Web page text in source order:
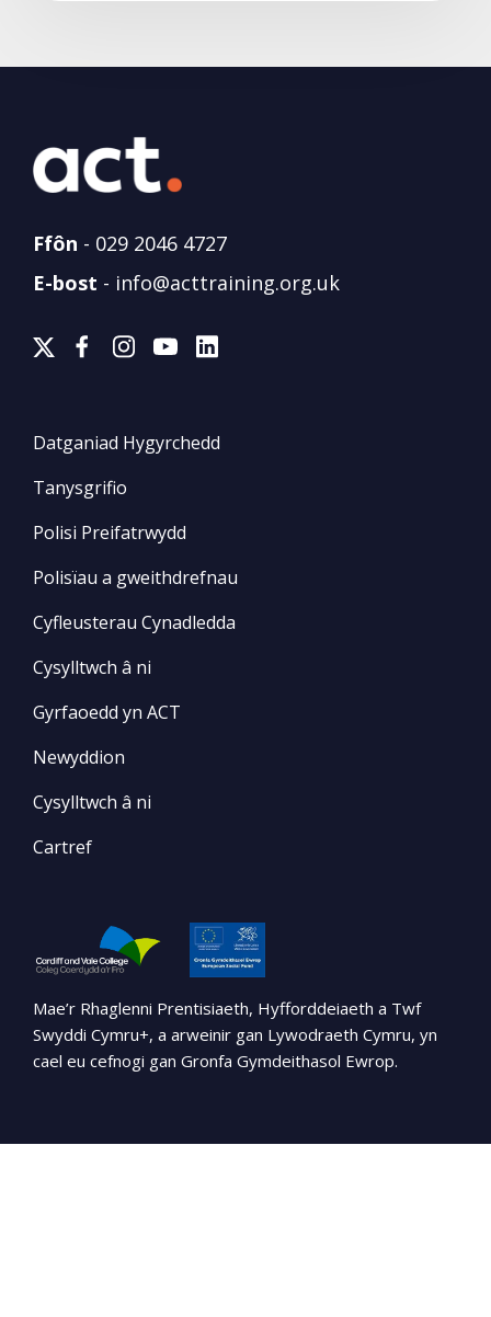
Ffôn - 029 2046 4727
E-bost - info@acttraining.org.uk
Datganiad Hygyrchedd
Tanysgrifio
Polisi Preifatrwydd
Polisïau a gweithdrefnau
Cyfleusterau Cynadledda
Cysylltwch â ni
Gyrfaoedd yn ACT
Newyddion
Cysylltwch â ni
Cartref
Mae’r Rhaglenni Prentisiaeth, Hyfforddeiaeth a Twf
Swyddi Cymru+, a arweinir gan Lywodraeth Cymru, yn
cael eu cefnogi gan Gronfa Gymdeithasol Ewrop.